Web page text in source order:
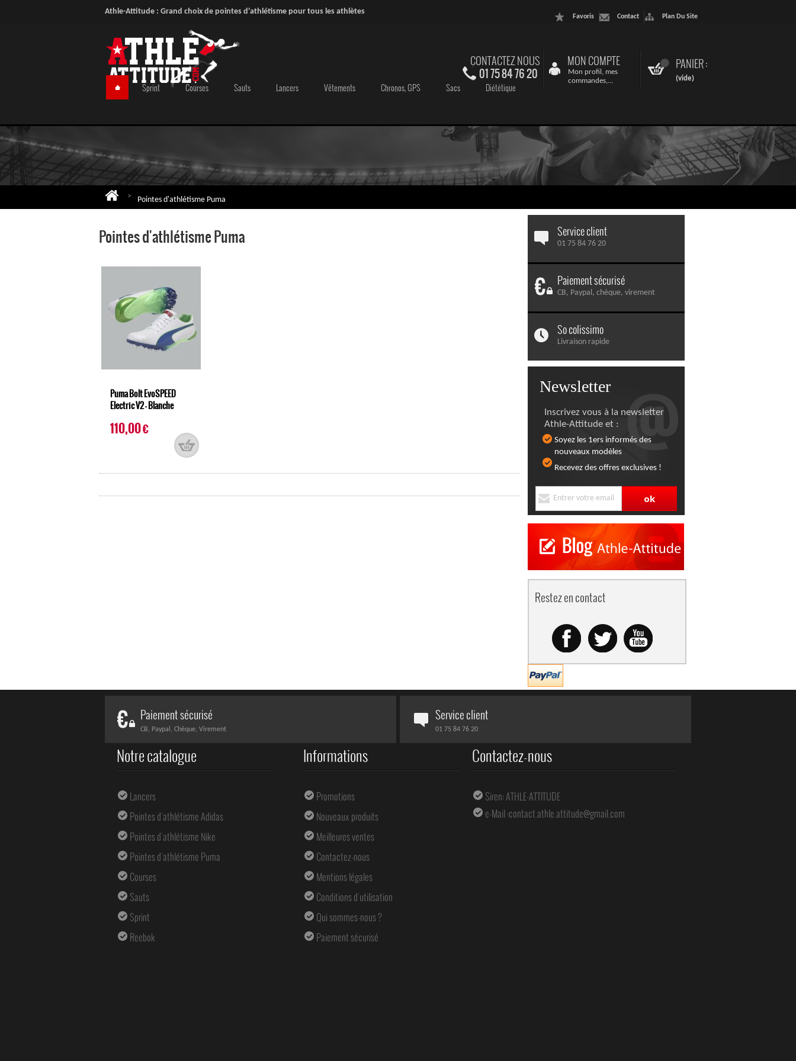
Athle-Attitude : Grand choix de pointes d'athlétisme pour tous les athlètes
Favoris Contact Plan Du Site
CONTACTEZ NOUS
01 75 84 76 20
MON COMPTE
Mon profil, mes
commandes,...
PANIER :
(vide)
Sprint Courses Sauts Lancers Vêtements Chronos, GPS Sacs Diététique
> Pointes d'athlétisme Puma
Pointes d'athlétisme Puma
Puma Bolt EvoSPEED
Electric V2 - Blanche
110,00 €
Service client
01 75 84 76 20
Paiement sécurisé
CB, Paypal, chèque, virement
So colissimo
Livraison rapide
Newsletter
Inscrivez vous à la newsletter
Athle-Attitude et :
Soyez les 1ers informés des
nouveaux modèles
Recevez des offres exclusives !
Restez en contact
Paiement sécurisé
CB, Paypal, Chèque, Virement
Service client
01 75 84 76 20
Notre catalogue
Lancers
Pointes d'athlétisme Adidas
Pointes d'athlétisme Nike
Pointes d'athlétisme Puma
Courses
Sauts
Sprint
Reebok
Informations
Promotions
Nouveaux produits
Meilleures ventes
Contactez-nous
Mentions légales
Conditions d'utilisation
Qui sommes-nous ?
Paiement sécurisé
Contactez-nous
Siren: ATHLE-ATTITUDE
e-Mail :contact.athle.attitude@gmail.com